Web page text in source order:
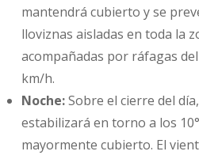
mantendrá cubierto y se
lloviznas aisladas en toda la
acompañadas por ráfagas
km/h.
Noche:Sobre el cierre del
estabilizará en torno a los
mayormente cubierto. El